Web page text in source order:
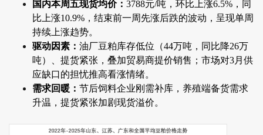
国内本周五现货均价： 3788元/吨，环比上涨6.5%，同
比上涨10.9%，结束前一周先涨后跌的波动，呈现单周
持续上涨趋势。
驱动因素： 油厂豆粕库存低位（44万吨，同比降26万
吨）、提货紧张，叠加贸易商提价销售；市场对3月供
应缺口的担忧推高看涨情绪。
需求回暖： 节后饲料企业刚需补库，养殖端备货需求
升温，提货紧张加剧现货溢价。